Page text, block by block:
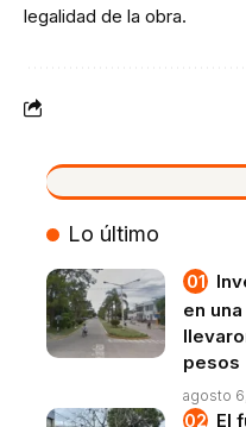
legalidad de la obra.
VIVO
Lo último
en
pesos
agosto
El